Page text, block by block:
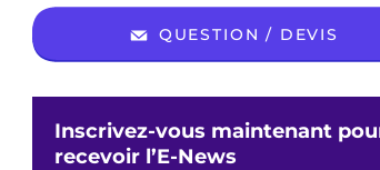
QUESTION / DEVIS
Inscrivez-vous maintenant
recevoir l’E-News